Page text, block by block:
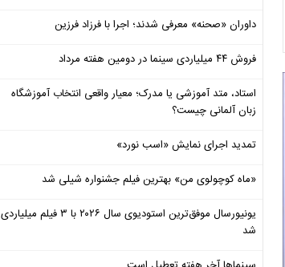
داوران «صحنه» معرفی شدند؛ اجرا با فرزاد فرزین
فروش ۴۴ میلیاردی سینما در دومین هفته‌ مرداد
استاد، متد آموزشی یا مدرک؛ معیار واقعی انتخاب آموزشگاه
زبان آلمانی چیست؟
تمدید اجرای نمایش «اسب نورد»
«ماه کوچولوی من» بهترین فیلم جشنواره شیلی شد
یونیورسال موفق‌ترین استودیوی سال ۲۰۲۶ با ۳ فیلم میلیاردی
شد